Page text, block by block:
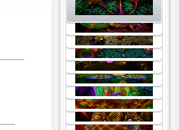
.
.
.
.
.
.
.
.